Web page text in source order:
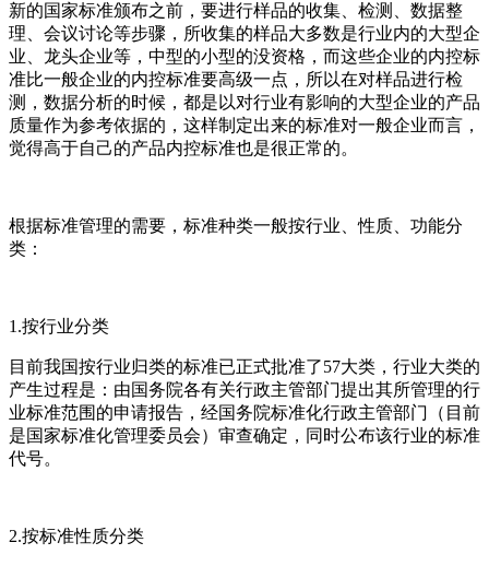
新的国家标准颁布之前，要进行样品的收集、检测、数据整
理、会议讨论等步骤，所收集的样品大多数是行业内的大型企
业、龙头企业等，中型的小型的没资格，而这些企业的内控标
准比一般企业的内控标准要高级一点，所以在对样品进行检
测，数据分析的时候，都是以对行业有影响的大型企业的产品
质量作为参考依据的，这样制定出来的标准对一般企业而言，
觉得高于自己的产品内控标准也是很正常的。
根据标准管理的需要，标准种类一般按行业、性质、功能分
类：
1.按行业分类
目前我国按行业归类的标准已正式批准了57大类，行业大类的
产生过程是：由国务院各有关行政主管部门提出其所管理的行
业标准范围的申请报告，经国务院标准化行政主管部门（目前
是国家标准化管理委员会）审查确定，同时公布该行业的标准
代号。
2.按标准性质分类